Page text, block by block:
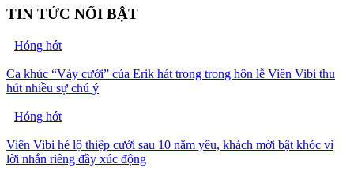
TIN TỨC NỔI BẬT
Hóng hớt
Ca khúc “Váy cưới” của Erik hát trong trong hôn lễ Viên Vibi thu
hút nhiều sự chú ý
Hóng hớt
Viên Vibi hé lộ thiệp cưới sau 10 năm yêu, khách mời bật khóc vì
lời nhắn riêng đầy xúc động